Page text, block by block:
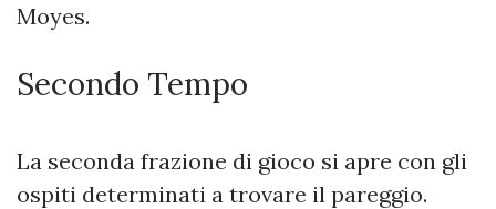
Moyes.
Secondo Tempo
La seconda frazione di gioco si apre con gli
ospiti determinati a trovare il pareggio.